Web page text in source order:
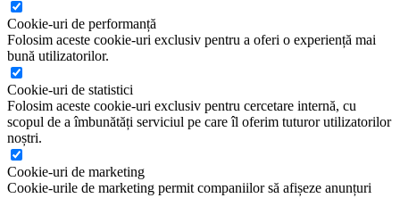
Cookie-uri de performanță
Folosim aceste cookie-uri exclusiv pentru a oferi o experiență mai
bună utilizatorilor.
Cookie-uri de statistici
Folosim aceste cookie-uri exclusiv pentru cercetare internă, cu
scopul de a îmbunătăți serviciul pe care îl oferim tuturor utilizatorilor
noștri.
Cookie-uri de marketing
Cookie-urile de marketing permit companiilor să afișeze anunțuri